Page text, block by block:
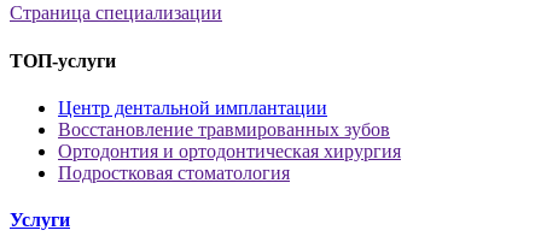
Страница специализации
ТОП-услуги
Центр дентальной имплантации
Восстановление травмированных зубов
Ортодонтия и ортодонтическая хирургия
Подростковая стоматология
Услуги